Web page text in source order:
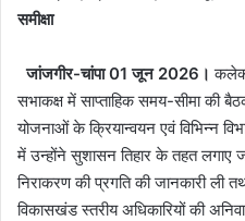
समीक्षा
जांजगीर-चांपा 01 जून 2026।
सभाकक्ष में साप्ताहिक समय-सीमा की
योजनाओं के क्रियान्वयन एवं विभिन्न
में उन्होंने सुशासन तिहार के तहत लगाए
निराकरण की प्रगति की जानकारी ली
विकासखंड स्तरीय अधिकारियों की